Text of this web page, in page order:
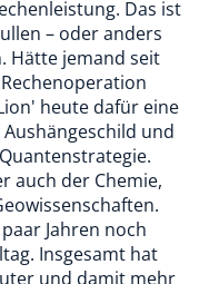
Das ist
– oder anders
Hätte jemand seit
heute dafür eine
und
auch der Chemie,
Jahren noch
Insgesamt hat
und damit mehr